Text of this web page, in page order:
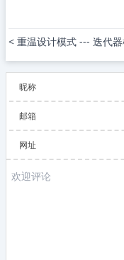
< 重温设计模式 --- 迭代
昵称
邮箱
网址